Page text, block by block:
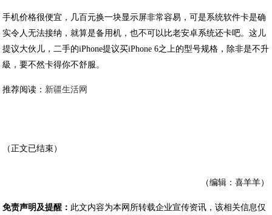
手机价格很便宜，几百元换一块显示屏非常容易，可是系统软件卡是确
实令人无法接纳，就算是备用机，也不可以比老安卓系统还卡吧。这儿
提议大伙儿，二手的iPhone提议买iPhone 6之上的型号规格，除非是不升
級，要不然卡得你不舒服。
推荐阅读： 新疆生活网
（正文已结束）
（编辑：喜羊羊）
免责声明及提醒： 此文内容为本网所转载企业宣传资讯，该相关信息仅